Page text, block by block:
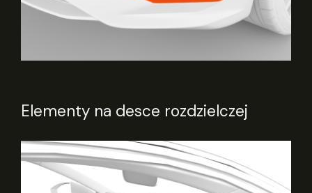
Elementy na desce rozdzielczej